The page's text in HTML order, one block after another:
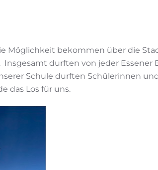
Möglichkeit bekommen über die
durften von jeder
Schule durften Schülerinnen
das Los für uns.